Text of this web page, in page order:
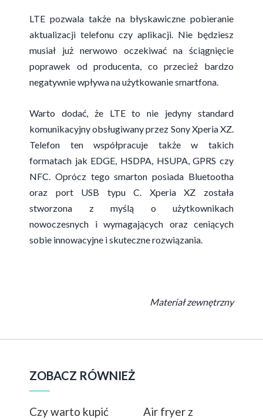
LTE pozwala także na błyskawiczne pobieranie
aktualizacji telefonu czy aplikacji. Nie będziesz
musiał już nerwowo oczekiwać na ściągnięcie
poprawek od producenta, co przecież bardzo
negatywnie wpływa na użytkowanie smartfona.
Warto dodać, że LTE to nie jedyny standard
komunikacyjny obsługiwany przez Sony Xperia XZ.
Telefon ten współpracuje także w takich
formatach jak EDGE, HSDPA, HSUPA, GPRS czy
NFC. Oprócz tego smarton posiada Bluetootha
oraz port USB typu C. Xperia XZ została
stworzona z myślą o użytkownikach
nowoczesnych i wymagających oraz ceniących
sobie innowacyjne i skuteczne rozwiązania.
Materiał zewnętrzny
ZOBACZ RÓWNIEŻ
Czy warto kupić
Air fryer z